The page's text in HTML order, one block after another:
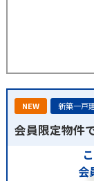
NEW 新築一戸
会員限定物件
会